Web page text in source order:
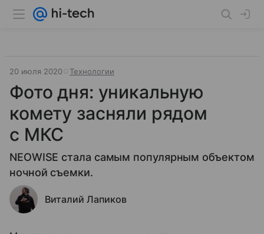
20 июля 2020 Технологии
Фото дня: уникальную
комету засняли рядом
с МКС
NEOWISE стала самым популярным объектом
ночной съемки.
Виталий Лапиков